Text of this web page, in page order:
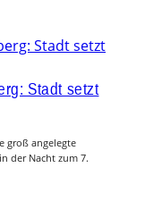
Stadt setzt
groß angelegte
der Nacht zum 7.